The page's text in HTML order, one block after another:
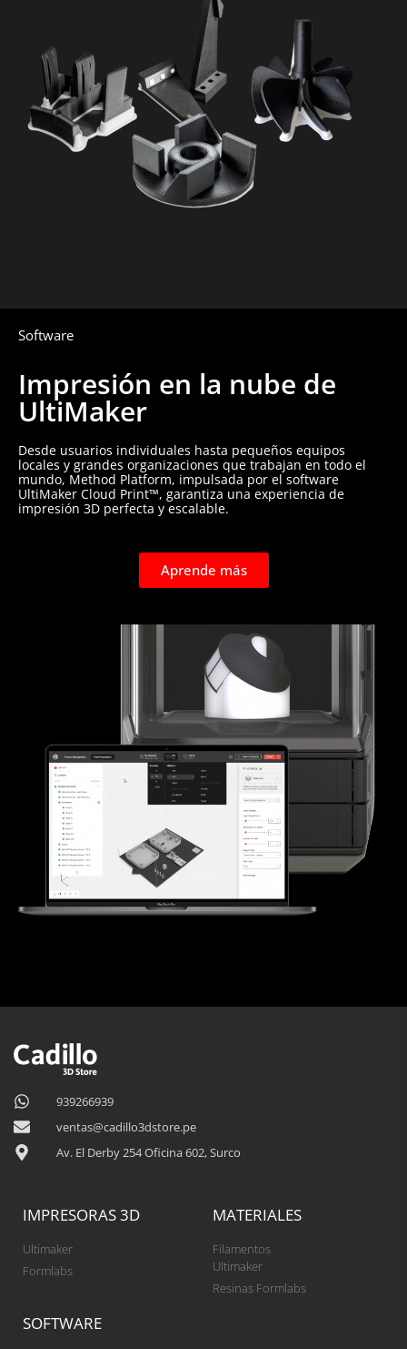
Software
Impresión en la nube de
UltiMaker
Desde usuarios individuales hasta pequeños equipos
locales y grandes organizaciones que trabajan en todo el
mundo, Method Platform, impulsada por el software
UltiMaker Cloud Print™, garantiza una experiencia de
impresión 3D perfecta y escalable.
Aprende más
939266939
ventas@cadillo3dstore.pe
Av. El Derby 254 Oficina 602, Surco
IMPRESORAS 3D
Ultimaker
Formlabs
MATERIALES
Filamentos
Ultimaker
Resinas Formlabs
SOFTWARE